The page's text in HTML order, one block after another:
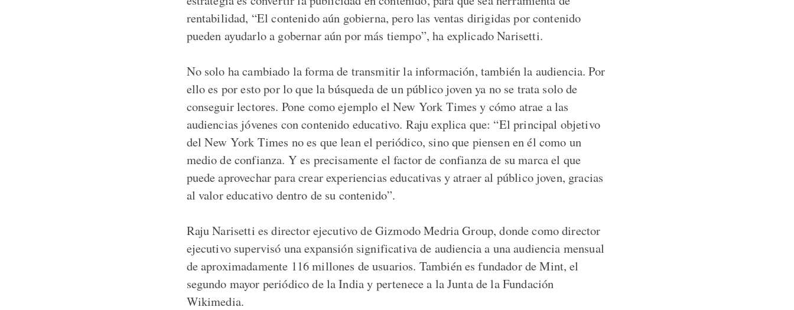
rentabilidad, “El contenido aún gobierna, pero las ventas dirigidas por contenido
pueden ayudarlo a gobernar aún por más tiempo”, ha explicado Narisetti.
No solo ha cambiado la forma de transmitir la información, también la audiencia. Por
ello es por esto por lo que la búsqueda de un público joven ya no se trata solo de
conseguir lectores. Pone como ejemplo el New York Times y cómo atrae a las
audiencias jóvenes con contenido educativo. Raju explica que: “El principal objetivo
del New York Times no es que lean el periódico, sino que piensen en él como un
medio de confianza. Y es precisamente el factor de confianza de su marca el que
puede aprovechar para crear experiencias educativas y atraer al público joven, gracias
al valor educativo dentro de su contenido”.
Raju Narisetti es director ejecutivo de Gizmodo Medria Group, donde como director
ejecutivo supervisó una expansión significativa de audiencia a una audiencia mensual
de aproximadamente 116 millones de usuarios. También es fundador de Mint, el
segundo mayor periódico de la India y pertenece a la Junta de la Fundación
Wikimedia.